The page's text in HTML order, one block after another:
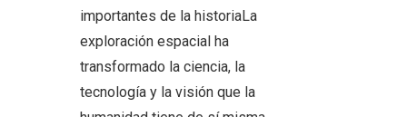
importantes de la historiaLa
exploración espacial ha
transformado la ciencia, la
tecnología y la visión que la